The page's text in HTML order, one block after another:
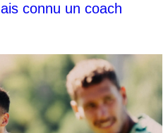
connu un coach